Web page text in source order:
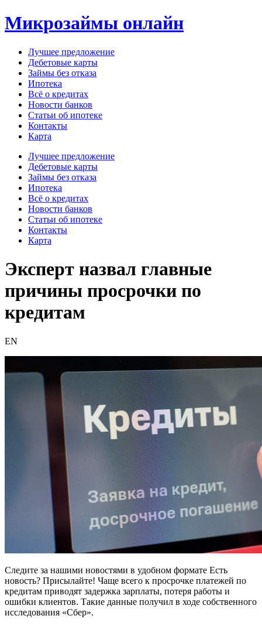
Перейти
к
Микрозаймы онлайн
Лучшее предложение
Дебетовые карты
Займы без отказа
Ипотека
Всё о кредитах
Новости банков
Статьи об ипотеке
Контакты
Карта
Меню Лучшее предложение
Дебетовые карты
Займы без отказа
Ипотека
Всё о кредитах
Новости банков
Статьи об ипотеке
Контакты
Карта
Эксперт назвал главные
причины просрочки по
кредитам
EN
Следите за нашими новостями в удобном формате Есть
новость? Присылайте! Чаще всего к просрочке платежей по
кредитам приводят задержка зарплаты, потеря работы и
ошибки клиентов. Такие данные получил в ходе собственного
исследования «Сбер».